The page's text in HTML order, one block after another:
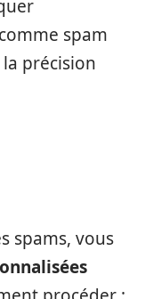
spam
précision
spams, vous